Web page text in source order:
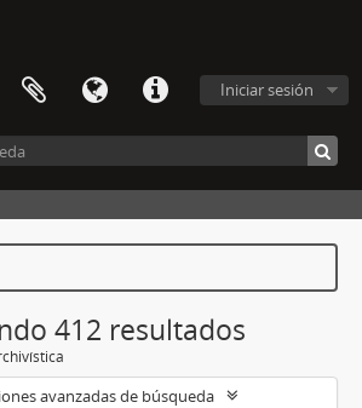
Iniciar sesión
412 resultados
avanzadas de búsqueda